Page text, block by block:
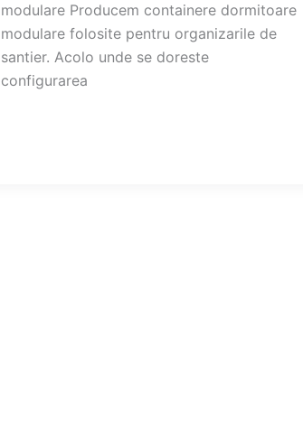
modulare Producem containere dormitoare
modulare folosite pentru organizarile de
santier. Acolo unde se doreste
configurarea